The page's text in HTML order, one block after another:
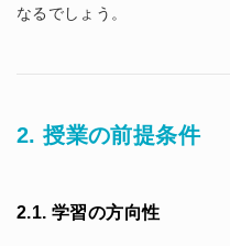
なるでしょう。
2. 授業の前提条件
2.1. 学習の方向性